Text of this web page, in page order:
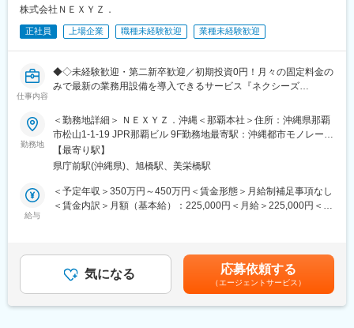
を初期投資オールゼロで提供するサービスです。
物件規模は様々ですが、工事費を含む初期投資が数十万円から数
千万円にのぼることがあり、この高額なコストが普及の大きな障
壁でした。
「ネクシーズZERO」は、金融機関や多様な製品を扱うメーカー
と提携し、設備導入の障壁と環境問題を一気に解決する新たな仕
組みです。
■研修について：
商品、設備についての研修動画の視聴から始めて頂き、自分のア
ポイント先に行く際は上司が同行します。個々人の業務習得状況
に合わせて、2ヶ月程度で独り立ち可能です。
■同ポジションの魅力：
◎ “売る営業”から“経営課題を解決する営業”へ
→数十万～数千万円規模の提案を通じて、営業としてのレベルが
一段上がる
◎社長や役員クラスへの提案(BtoB)が中心、質の高い商談に集中
できる
株式会社ＮＥＸＹＺ．
正社員 上場企業 職種未経験歓迎 業種未経験歓迎
仕事内容
◆◇未経験歓迎・第二新卒歓迎／初期投資0円！月々の固定料金の
みで最新の業務用設備を導入できるサービス『ネクシーズ
視点が身につく◇◆
初期投資0円・月々の固定料金のみで最新の業務用設備を導入でき
るサービス『ネクシーズZERO』を展開する当社の法人営業職と
して、電気代やCO2排出量削減が可能なLEDや空調などのご提案
を担って頂きます。
3）実地調査・お見積もり
4）施工のスケジュール調整
勤務地
＜勤務地詳細＞ ＮＥＸＹＺ．沖縄＜那覇本社＞住所：沖縄県那覇
市松山1-1-19 JPR那覇ビル 9F勤務地最寄駅：沖縄都市モノレール
線／県庁前駅受動喫煙対策：屋内喫煙可能場所あり変更の範囲：
会社の定める事業所
【最寄り駅】
県庁前駅(沖縄県)、旭橋駅、美栄橋駅
給与
＜予定年収＞350万円～450万円＜賃金形態＞月給制補足事項なし
＜賃金内訳＞月額（基本給）：225,000円＜月給＞225,000円＜昇
8,306,674円（インセンティブ3,276,210円/年4回の合計を含む）
賃金はあくまでも目安の金額であり、選考を通じて上下する可能
性があります。月給(月額)は固定手当を含めた表記です。
気になる 応募依頼する
（エージェントサービス）